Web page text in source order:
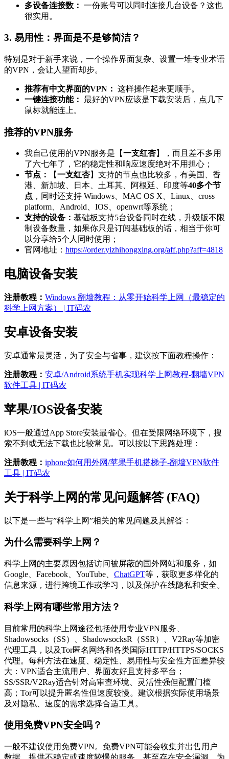
多设备连接数： 一份账号可以同时连接几台设备？这也
很实用。
3. 易用性：界面是不是够简洁？
特别是对于新手来说，一个操作界面复杂、设置一堆专业术语
的VPN，会让人望而却步。
推荐有中文界面的VPN： 这样操作起来更顺手。
一键连接功能： 最好的VPN应该是下载安装后，点几下
鼠标就能连上。
推荐的VPN服务
我自己使用的VPN服务是【一支红杏】，而且差不多用
了六七年了，它的稳定性和响应速度绝对不用担心；
节点：
【一支红杏】支持的节点也比较多，有美国、香
港、新加坡、日本、土耳其、阿根廷、印度等40多个节
点 ，同时还支持 Windows、MAC OS X、Linux、cross
platform、Android、IOS、openwrt等系统；
支持的设备： 基础板支持5台设备同时在线，升级版不限
制设备数量，如果你只是订阅基础板的话，相当于你可
以分享给5个人同时使用；
官网地址： https://order.yizhihongxing.org/aff.php?aff=4818
电脑设备安装
注册教程： Windows 翻墙教程：从零开始科学上网（最稳定的
科学上网方案） | IT码农
安卓设备安装
安卓通常最灵活，为了安全与省事，建议按下面教程操作：
注册教程： 安卓/Android系统手机实现科学上网教程-翻墙VPN
软件工具 | IT码农
苹果/IOS设备安装
iOS一般通过App Store安装最省心。但在受限网络环境下，搜
索不到或无法下载也比较常见。可以按以下思路处理：
注册教程： iphone如何用外网/苹果手机搭梯子-翻墙VPN软件
工具 | IT码农
关于科学上网的常见问题解答 (FAQ)
以下是一些与”科学上网”相关的常见问题及其解答：
为什么需要科学上网？
科学上网的主要原因包括访问被屏蔽的国外网站和服务，如
Google、Facebook、YouTube、 ChatGPT等，获取更多样化的
信息来源，进行跨境工作或学习，以及保护在线隐私和安全。
科学上网有哪些常用方法？
目前常用的科学上网途径包括使用专业VPN服务、
Shadowsocks（SS）、ShadowsocksR（SSR）、V2Ray等加密
代理工具，以及Tor匿名网络和各类国际HTTP/HTTPS/SOCKS
代理。每种方法在速度、稳定性、易用性与安全性方面差异较
大：VPN适合主流用户、界面友好且支持多平台；
SS/SSR/V2Ray适合针对高审查环境、灵活性强但配置门槛
高；Tor可以提升匿名性但速度较慢。建议根据实际使用场景
及对隐私、速度的需求选择合适工具。
使用免费VPN安全吗？
一般不建议使用免费VPN。免费VPN可能会收集并出售用户
数据，提供不稳定或速度较慢的服务，甚至存在安全漏洞。为